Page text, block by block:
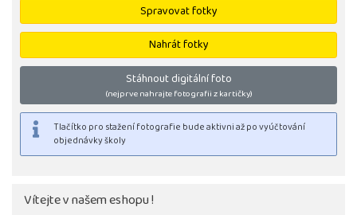
Spravovat fotky
Nahrát fotky
Stáhnout digitální foto
(nejprve nahrajte fotografii z kartičky)
Vítejte v našem eshopu !